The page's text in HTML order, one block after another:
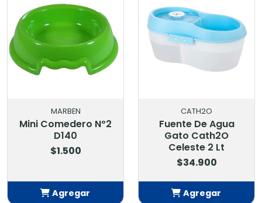
MARBEN
Mini Comedero Nº2
D140
$1.500
Agregar
CATH2O
Fuente De Agua
Gato Cath2O
Celeste 2 Lt
$34.900
Agregar